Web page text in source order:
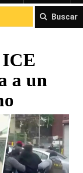
Buscar
ICE
a un